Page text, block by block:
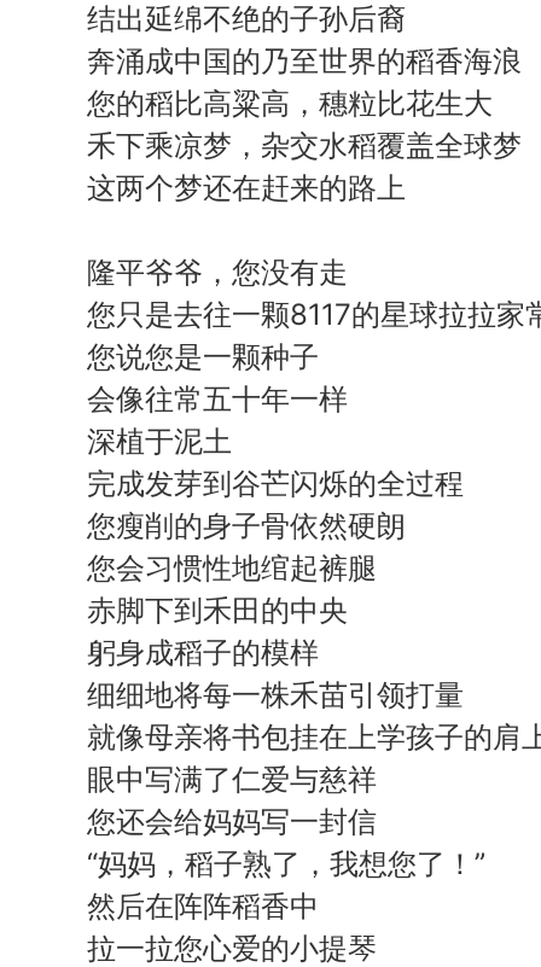
结出延绵不绝的子孙后裔
奔涌成中国的乃至世界的稻香海浪
您的稻比高粱高，穗粒比花生大
禾下乘凉梦，杂交水稻覆盖全球梦
这两个梦还在赶来的路上
隆平爷爷，您没有走
您只是去往一颗8117的星球拉拉家
您说您是一颗种子
会像往常五十年一样
深植于泥土
完成发芽到谷芒闪烁的全过程
您瘦削的身子骨依然硬朗
您会习惯性地绾起裤腿
赤脚下到禾田的中央
躬身成稻子的模样
细细地将每一株禾苗引领打量
就像母亲将书包挂在上学孩子的肩
眼中写满了仁爱与慈祥
您还会给妈妈写一封信
“妈妈，稻子熟了，我想您了！”
然后在阵阵稻香中
拉一拉您心爱的小提琴